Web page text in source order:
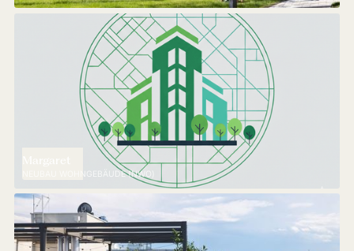
NEUBAU WOHNGEBÄUDE (NWO)